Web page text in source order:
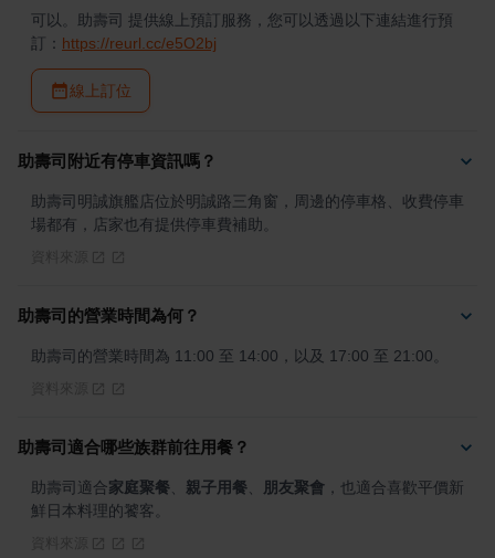
可以。助壽司 提供線上預訂服務，您可以透過以下連結進行預
訂： https://reurl.cc/e5O2bj
線上訂位
助壽司附近有停車資訊嗎？
助壽司明誠旗艦店位於明誠路三角窗，周邊的停車格、收費停車
場都有，店家也有提供停車費補助。
助壽司的營業時間為何？
助壽司的營業時間為 11:00 至 14:00，以及 17:00 至 21:00。
助壽司適合哪些族群前往用餐？
助壽司適合家庭聚餐 親子用餐 朋友聚會 ，也適合喜歡平價新
鮮日本料理的饕客。